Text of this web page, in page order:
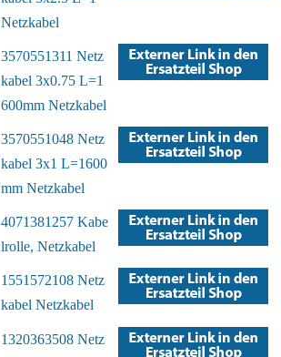
Netzkabel
3570551311 Netz
kabel 3x0.75 L=1
600mm Netzkabel
3570551048 Netz
kabel 3x1 L=1600
mm Netzkabel
4071381257 Kabe
lrolle, Netzkabel
1551572108 Netz
kabel Netzkabel
1320363508 Netz